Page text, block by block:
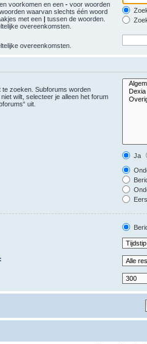
voorkomen en een - voor woorden
waarvan slechts één woord
met een | tussen de woorden.
overeenkomsten.
overeenkomsten.
zoeken. Subforums worden
wilt, selecteer je alleen het forum
uit.
Ja